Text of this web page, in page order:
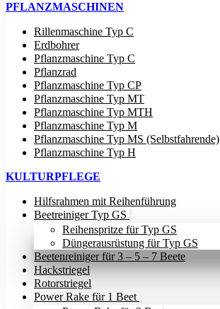
PFLANZMASCHINEN
Rillenmaschine Typ C
Erdbohrer
Pflanzmaschine Typ C
Pflanzrad
Pflanzmaschine Typ CP
Pflanzmaschine Typ MT
Pflanzmaschine Typ MTH
Pflanzmaschine Typ M
Pflanzmaschine Typ MS (Selbstfahrende)
Pflanzmaschine Typ H
KULTURPFLEGE
Hilfsrahmen mit Reihenführung
Beetreiniger Typ GS
Reihenspritze für Typ GS
Düngerausrüstung für Typ GS
Beetenreiniger für 3 – 5 – 7 Beete
Hackstriegel
Rotorstriegel
Power Rake für 1 Beet